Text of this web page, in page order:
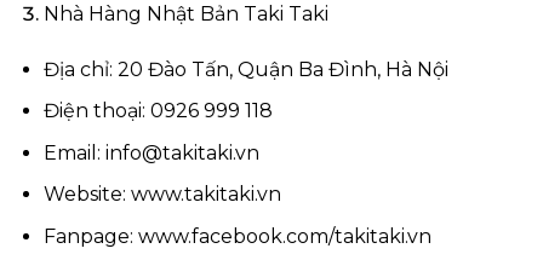
Nhà Hàng Nhật Bản Taki Taki
Địa chỉ: 20 Đào Tấn, Quận Ba Đình, Hà Nội
Điện thoại: 0926 999 118
Email: info@takitaki.vn
Website: www.takitaki.vn
Fanpage: www.facebook.com/takitaki.vn